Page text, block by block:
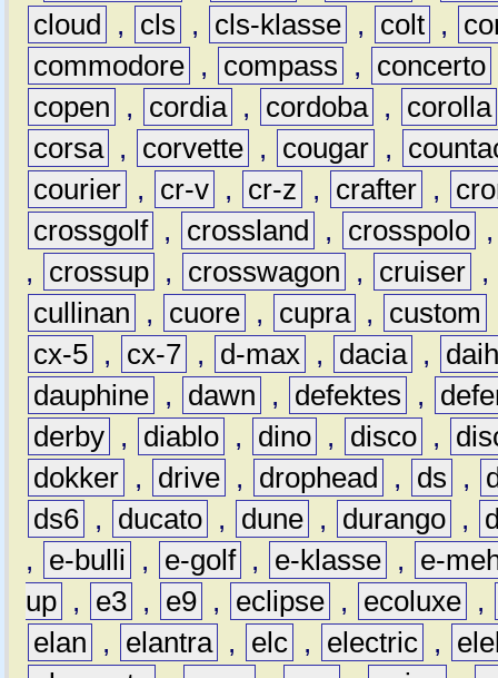
cloud
, cls , cls-klasse , colt ,
commodore , compass , concerto
copen
, cordia , cordoba ,
corolla
corsa , corvette , cougar ,
courier , cr-v , cr-z , crafter ,
crossgolf , crossland , crosspolo
,
crossup , crosswagon , cruiser ,
cullinan
, cuore , cupra , custom
cx-5 , cx-7 , d-max , dacia ,
dauphine , dawn , defektes ,
derby , diablo , dino , disco ,
dokker , drive , drophead , ds ,
ds6 , ducato , dune , durango ,
,
e-bulli , e-golf , e-klasse ,
e-
up , e3 , e9 , eclipse , ecoluxe ,
elan
, elantra , elc , electric ,